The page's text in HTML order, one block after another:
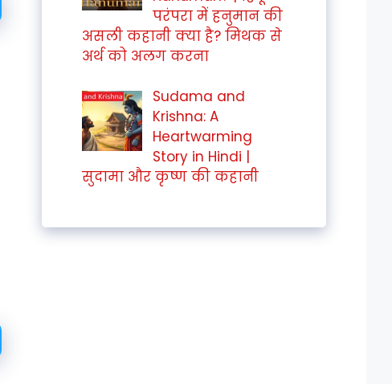
परंपरा में हनुमान की
असली कहानी क्या है? मिथक से
अर्थ को अलग करना
Sudama and
Krishna: A
Heartwarming
Story in Hindi |
सुदामा और कृष्ण की कहानी